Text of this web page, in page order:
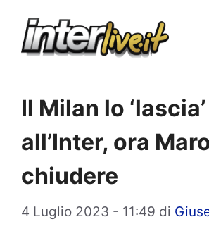
Il Milan lo ‘lascia’
all’Inter, ora
chiudere
4 Luglio 2023 - 11:49 di